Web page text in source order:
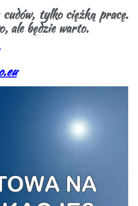
tylko ciężką pracę.
ale będzie warto.